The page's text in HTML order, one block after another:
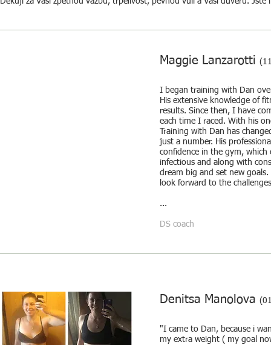
Maggie Lanzarotti
I began training with Dan
His extensive knowledge of
results. Since then, I have
each time I raced. With his
Training with Dan has
just a number. His
confidence in the gym,
infectious and along with
dream big and set new
look forward to the
...
DS coach
Denitsa Manolova
"I came to Dan, because i
my extra weight ( my goal